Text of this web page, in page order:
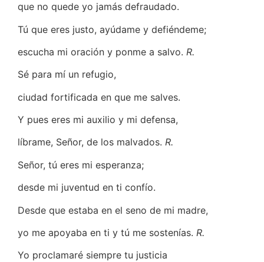
que no quede yo jamás defraudado.
Tú que eres justo, ayúdame y defiéndeme;
escucha mi oración y ponme a salvo. R.
Sé para mí un refugio,
ciudad fortificada en que me salves.
Y pues eres mi auxilio y mi defensa,
líbrame, Señor, de los malvados. R.
Señor, tú eres mi esperanza;
desde mi juventud en ti confío.
Desde que estaba en el seno de mi madre,
yo me apoyaba en ti y tú me sostenías. R.
Yo proclamaré siempre tu justicia